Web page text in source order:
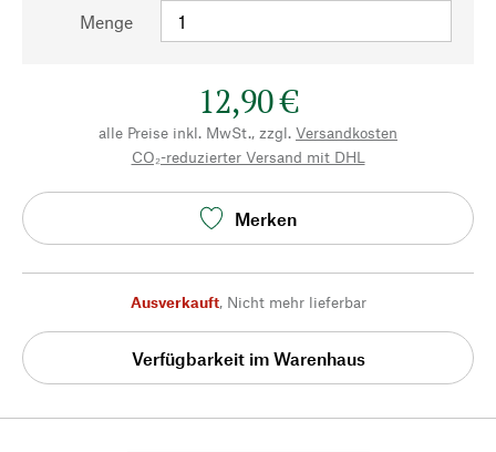
Menge
12,90 €
alle Preise inkl. MwSt., zzgl. Versandkosten
CO₂-reduzierter Versand mit DHL
Merken
Ausverkauft, Nicht mehr lieferbar
Verfügbarkeit im Warenhaus